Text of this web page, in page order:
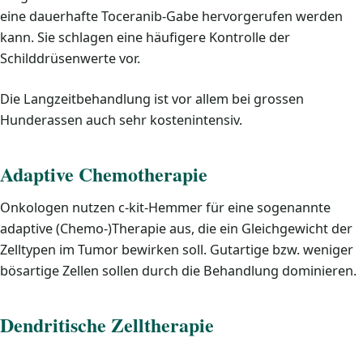
eine dauerhafte Toceranib-Gabe hervorgerufen werden
kann. Sie schlagen eine häufigere Kontrolle der
Schilddrüsenwerte vor.
Die Langzeitbehandlung ist vor allem bei grossen
Hunderassen auch sehr kostenintensiv.
Adaptive Chemotherapie
Onkologen nutzen c-kit-Hemmer für eine sogenannte
adaptive (Chemo-)Therapie aus, die ein Gleichgewicht der
Zelltypen im Tumor bewirken soll. Gutartige bzw. weniger
bösartige Zellen sollen durch die Behandlung dominieren.
Dendritische Zelltherapie